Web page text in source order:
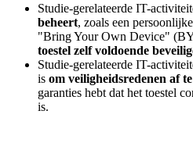
Studie-gerelateerde IT-
beheert, zoals een
"Bring Your Own Device"
toestel zelf voldoende
Studie-gerelateerde IT-
is om veiligheidsredenen af
garanties hebt dat het toestel
is.